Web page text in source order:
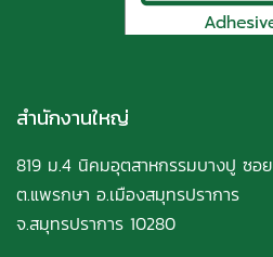
สำนักงานใหญ่
819 ม.4 นิคมอุตสาหกรรมบางปู ซอ
ต.แพรกษา อ.เมืองสมุทรปราการ
จ.สมุทรปราการ 10280